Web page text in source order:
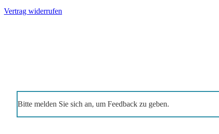
Vertrag widerrufen
Bitte melden Sie sich an, um Feedback zu geben.